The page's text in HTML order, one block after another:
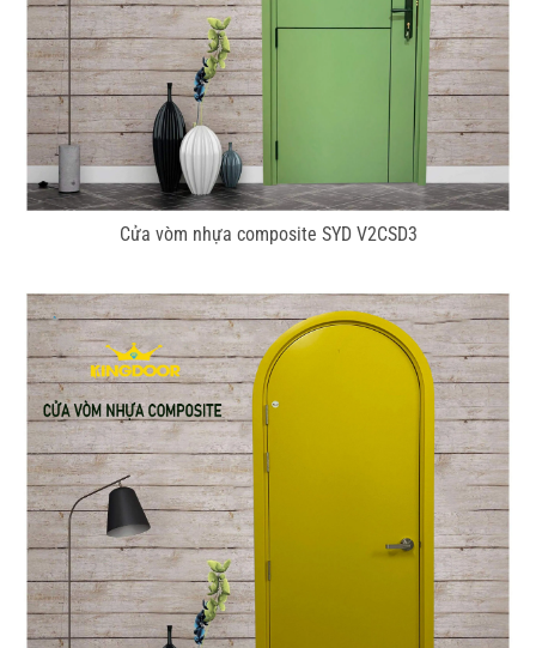
Cửa vòm nhựa composite SYD V2CSD3